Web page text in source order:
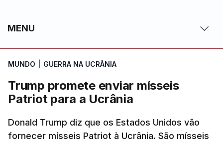
MENU
MUNDO GUERRA NA UCRÂNIA
Trump promete enviar mísseis
Patriot para a Ucrânia
Donald Trump diz que os Estados Unidos vão
fornecer mísseis Patriot à Ucrânia. São mísseis